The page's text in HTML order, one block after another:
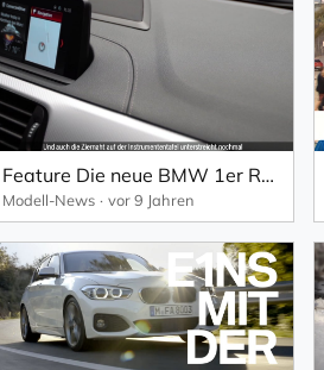
Feature Die neue BMW 1er Reihe
Modell-News vor 9 Jahren